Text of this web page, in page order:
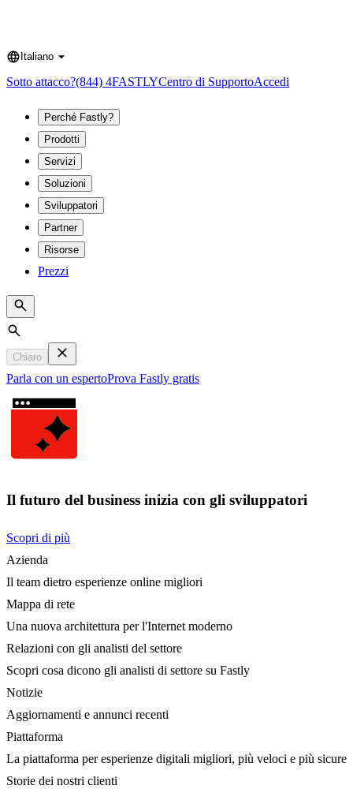
Language
Italiano
Sotto attacco?(844) 4FASTLYCentro di SupportoAccedi
Perché Fastly?
Prodotti
Servizi
Soluzioni
Sviluppatori
Partner
Risorse
Prezzi
Search
Chiaro
Parla con un espertoProva Fastly gratis
Il futuro del business inizia con gli sviluppatori
Scopri di più
Azienda
Il team dietro esperienze online migliori
Mappa di rete
Una nuova architettura per l'Internet moderno
Relazioni con gli analisti del settore
Scopri cosa dicono gli analisti di settore su Fastly
Notizie
Aggiornamenti e annunci recenti
Piattaforma
La piattaforma per esperienze digitali migliori, più veloci e più sicure
Storie dei nostri clienti